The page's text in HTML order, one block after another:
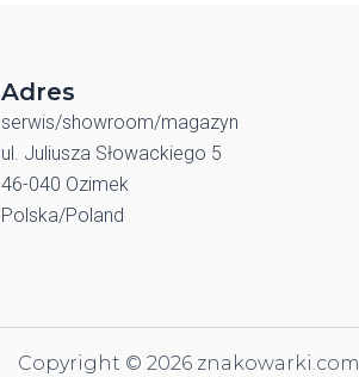
Adres
serwis/showroom/magazyn
ul. Juliusza Słowackiego 5
46-040 Ozimek
Polska/Poland
Copyright © 2026 znakowarki.com